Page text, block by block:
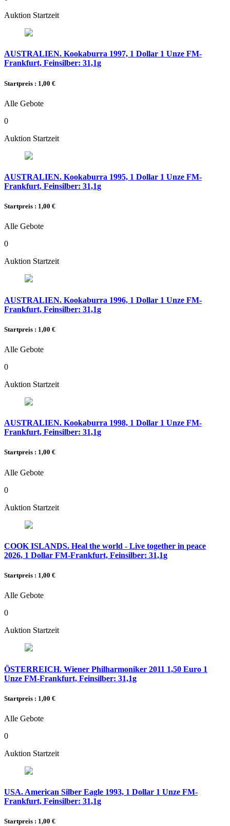
Auktion Startzeit
AUSTRALIEN. Kookaburra 1997, 1 Dollar 1 Unze FM-
Frankfurt, Feinsilber: 31,1g
Startpreis : 1,00 €
Alle Gebote
0
Auktion Startzeit
AUSTRALIEN. Kookaburra 1995, 1 Dollar 1 Unze FM-
Frankfurt, Feinsilber: 31,1g
Startpreis : 1,00 €
Alle Gebote
0
Auktion Startzeit
AUSTRALIEN. Kookaburra 1996, 1 Dollar 1 Unze FM-
Frankfurt, Feinsilber: 31,1g
Startpreis : 1,00 €
Alle Gebote
0
Auktion Startzeit
AUSTRALIEN. Kookaburra 1998, 1 Dollar 1 Unze FM-
Frankfurt, Feinsilber: 31,1g
Startpreis : 1,00 €
Alle Gebote
0
Auktion Startzeit
COOK ISLANDS. Heal the world - Live together in peace
2026, 1 Dollar FM-Frankfurt, Feinsilber: 31,1g
Startpreis : 1,00 €
Alle Gebote
0
Auktion Startzeit
ÖSTERREICH. Wiener Philharmoniker 2011 1,50 Euro 1
Unze FM-Frankfurt, Feinsilber: 31,1g
Startpreis : 1,00 €
Alle Gebote
0
Auktion Startzeit
USA. American Silber Eagle 1993, 1 Dollar 1 Unze FM-
Frankfurt, Feinsilber: 31,1g
Startpreis : 1,00 €